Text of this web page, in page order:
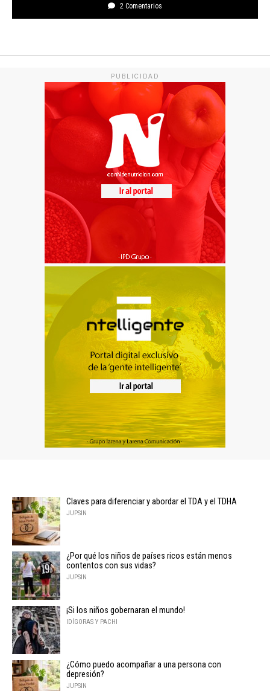
2 Comentarios
PUBLICIDAD
Claves para diferenciar y abordar el TDA y el TDHA
JUPSIN
¿Por qué los niños de países ricos están menos
contentos con sus vidas?
JUPSIN
¡Si los niños gobernaran el mundo!
IDÍGORAS Y PACHI
¿Cómo puedo acompañar a una persona con
depresión?
JUPSIN